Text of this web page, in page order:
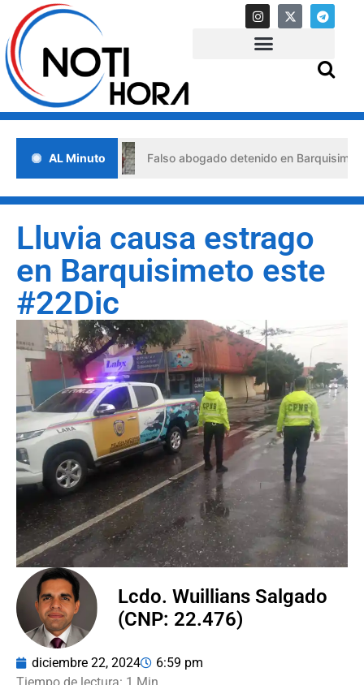
AL MinutoFalso abogado detenido en Barquisimeto: habría
Lluvia causa estrago
en Barquisimeto este
#22Dic
Lcdo. Wuillians Salgado
(CNP: 22.476)
diciembre 22, 2024 6:59 pm